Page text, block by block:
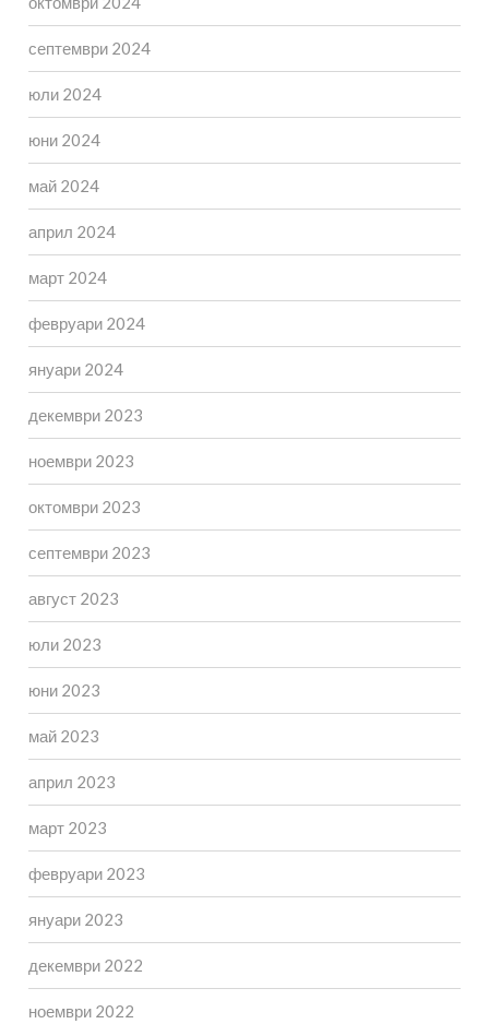
септември 2024
юли 2024
юни 2024
май 2024
април 2024
март 2024
февруари 2024
януари 2024
декември 2023
ноември 2023
октомври 2023
септември 2023
август 2023
юли 2023
юни 2023
май 2023
април 2023
март 2023
февруари 2023
януари 2023
декември 2022
ноември 2022